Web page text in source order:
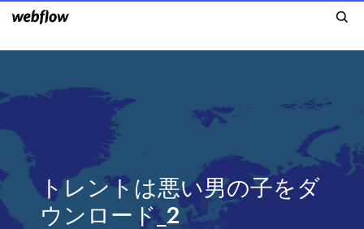
トレントは悪い男の子をダ
ウンロード_2